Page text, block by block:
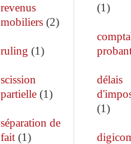
revenus
mobiliers(2)
ruling (1)
scission
partielle(1)
séparation de
fait(1)
(1)
délais
(1)